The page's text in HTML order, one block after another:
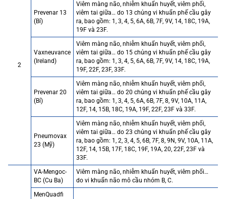
2
Prevenar 13
(Bỉ)
Viêm màng não, nhiễm khuẩn huyết, viêm phổi,
viêm tai giữa… do 13 chủng vi khuẩn phế cầu gây
ra, bao gồm: 1, 3, 4, 5, 6A, 6B, 7F, 9V, 14, 18C, 19A,
19F và 23F.
Vaxneuvance
(Ireland)
Viêm màng não, nhiễm khuẩn huyết, viêm phổi,
viêm tai giữa… do 15 chủng vi khuẩn phế cầu gây
ra, bao gồm: 1, 3, 4, 5, 6A, 6B, 7F, 9V, 14, 18C, 19A,
19F, 22F, 23F, 33F.
Prevenar 20
(Bỉ)
Viêm màng não, nhiễm khuẩn huyết, viêm phổi,
viêm tai giữa… do 20 chủng vi khuẩn phế cầu gây
ra, bao gồm: 1, 3, 4, 5, 6A, 6B, 7F, 8, 9V, 10A, 11A,
12F, 14, 15B, 18C, 19A, 19F, 22F, 23F và 33F.
Pneumovax
23 (Mỹ)
Viêm màng não, nhiễm khuẩn huyết, viêm phổi,
viêm tai giữa… do 23 chủng vi khuẩn phế cầu gây
ra, bao gồm: 1, 2, 3, 4, 5, 6B, 7F, 8, 9N, 9V, 10A, 11A,
12F, 14, 15B, 17F, 18C, 19F, 19A, 20, 22F, 23F và
33F.
VA-Mengoc-
BC (Cu Ba)
Viêm màng não, nhiễm khuẩn huyết, viêm phổi…
do vi khuẩn não mô cầu nhóm B, C.
MenQuadfi